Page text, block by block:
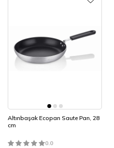
Altınbaşak Ecopan Saute Pan, 28
cm
0.0